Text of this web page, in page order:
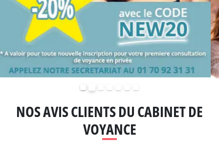
NOS AVIS CLIENTS DU CABINET DE
VOYANCE